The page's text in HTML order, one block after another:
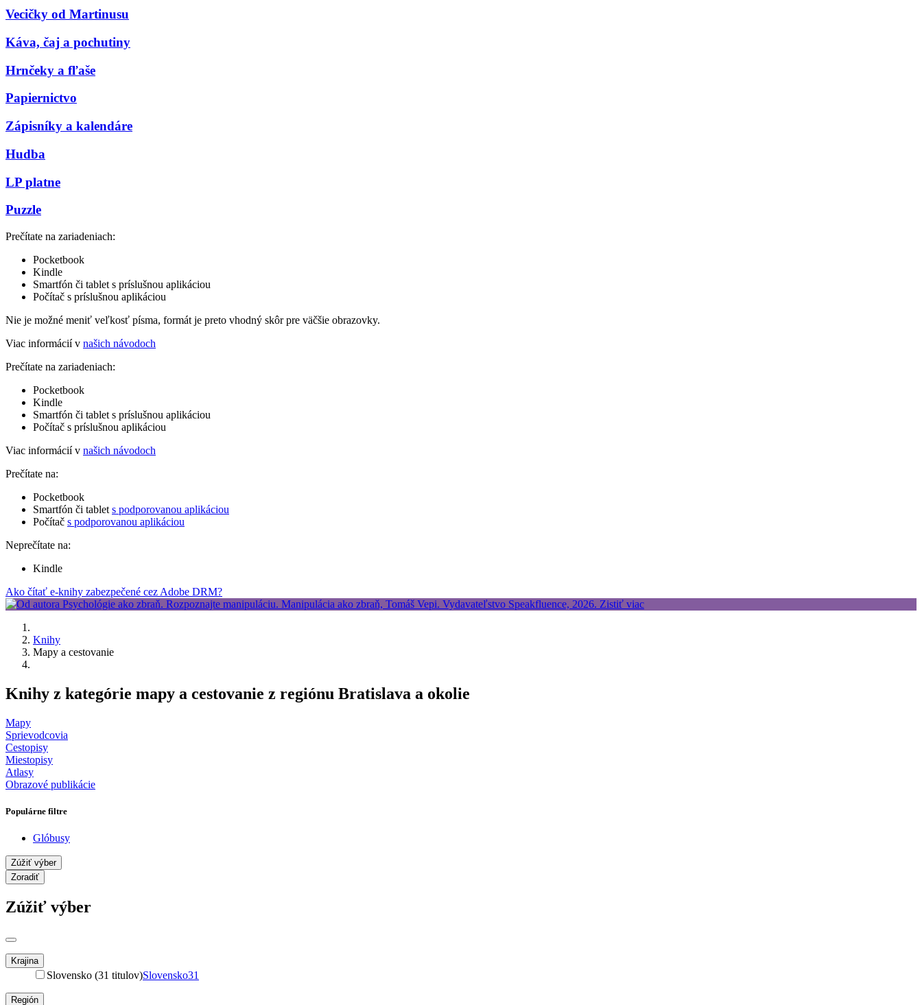
Vecičky od Martinusu
Káva, čaj a pochutiny
Hrnčeky a fľaše
Papiernictvo
Zápisníky a kalendáre
Hudba
LP platne
Puzzle
Prečítate na zariadeniach:
Pocketbook
Kindle
Smartfón či tablet s príslušnou aplikáciou
Počítač s príslušnou aplikáciou
Nie je možné meniť veľkosť písma, formát je preto vhodný skôr pre väčšie obrazovky.
Viac informácií v našich návodoch
Prečítate na zariadeniach:
Pocketbook
Kindle
Smartfón či tablet s príslušnou aplikáciou
Počítač s príslušnou aplikáciou
Viac informácií v našich návodoch
Prečítate na:
Pocketbook
Smartfón či tablet s podporovanou aplikáciou
Počítač s podporovanou aplikáciou
Neprečítate na:
Kindle
Ako čítať e-knihy zabezpečené cez Adobe DRM?
Knihy
Mapy a cestovanie
Knihy z kategórie mapy a cestovanie z regiónu Bratislava a okolie
Mapy
Sprievodcovia
Cestopisy
Miestopisy
Atlasy
Obrazové publikácie
Populárne filtre
Glóbusy
Zúžiť výber
Zoradiť
Zúžiť výber
Krajina
Slovensko (31 titulov)Slovensko31
Región